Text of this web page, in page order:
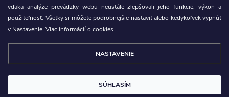
vďaka analýze prevádzky webu neustále zlepšovali jeho funkcie, výkon a
použiteľnosť. Všetky si môžete podrobnejšie nastaviť alebo kedykoľvek vypnúť
v Nastavenie. Viac informácií o cookies.
NASTAVENIE
SÚHLASÍM
Partnerská výdajná miesta
Vytvoril Shoptet
. Všetky práva vyhradené.